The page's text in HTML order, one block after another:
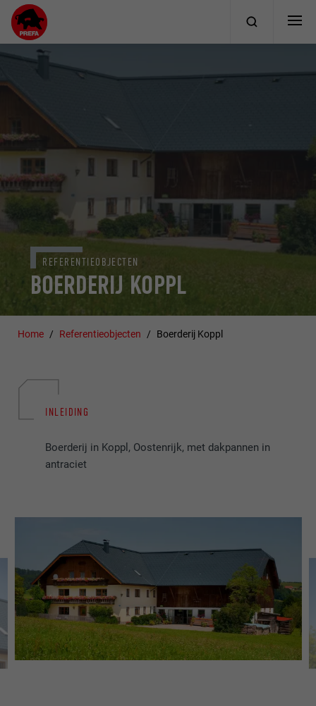
BOERDERIJ KOPPL
REFERENTIEOBJECTEN
Home Referentieobjecten Boerderij Koppl
INLEIDING
Boerderij in Koppl, Oostenrijk, met dakpannen in
antraciet